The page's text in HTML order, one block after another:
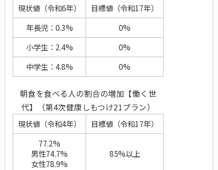
現状値（令和6年）
目標値（令和17年）
年長児：0.3%
0%
小学生：2.4%
0%
中学生：4.8%
0%
朝食を食べる人の割合の増加【働く世
代】（第4次健康しもつけ21プラン）
現状値（令和4年）
目標値（令和17年）
77.2%
男性74.7%
女性78.9%
85%以上